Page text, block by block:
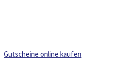
Gutscheine online kaufen